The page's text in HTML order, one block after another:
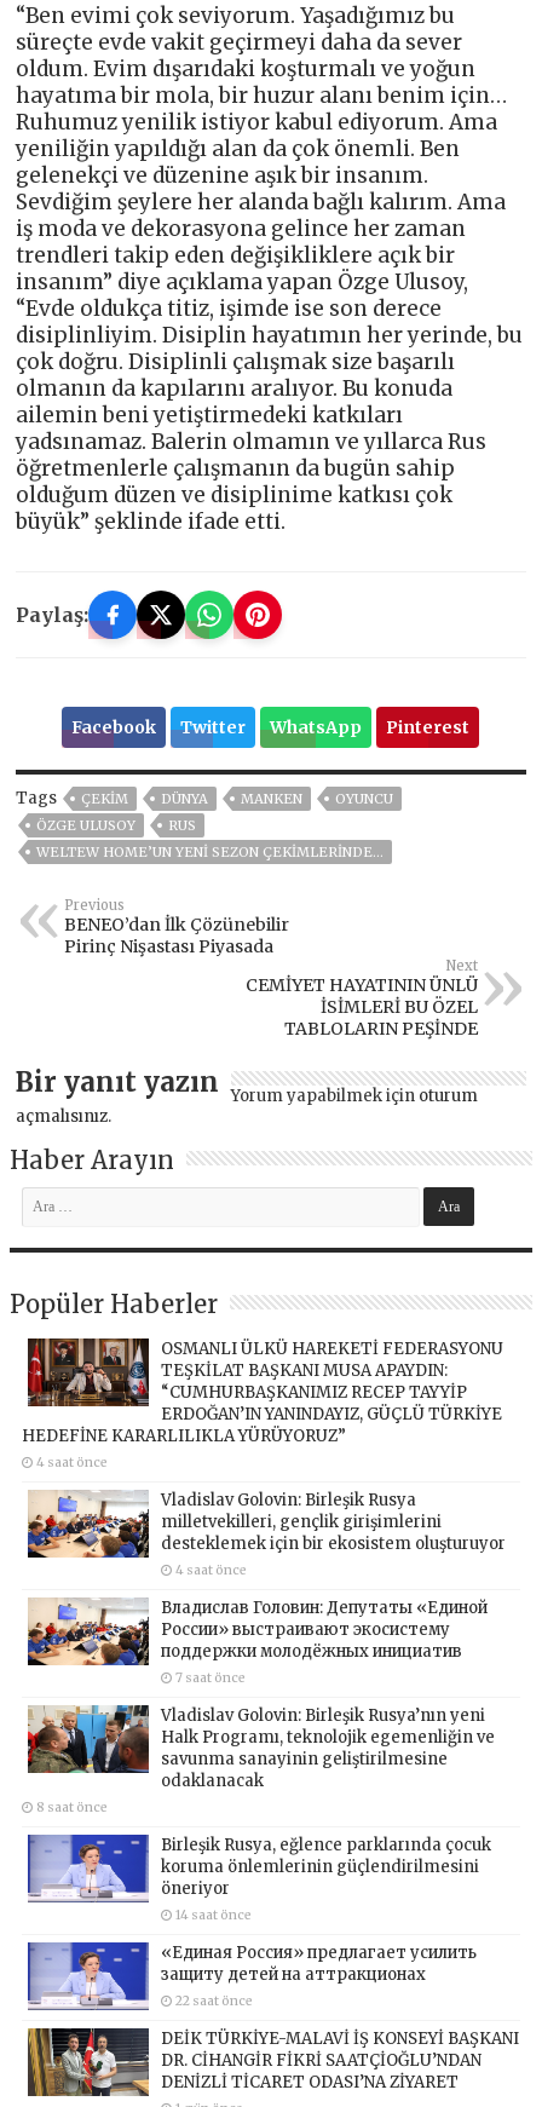
“Ben evimi çok seviyorum. Yaşadığımız bu
süreçte evde vakit geçirmeyi daha da sever
oldum. Evim dışarıdaki koşturmalı ve yoğun
hayatıma bir mola, bir huzur alanı benim için…
Ruhumuz yenilik istiyor kabul ediyorum. Ama
yeniliğin yapıldığı alan da çok önemli. Ben
gelenekçi ve düzenine aşık bir insanım.
Sevdiğim şeylere her alanda bağlı kalırım. Ama
iş moda ve dekorasyona gelince her zaman
trendleri takip eden değişikliklere açık bir
insanım” diye açıklama yapan Özge Ulusoy,
“Evde oldukça titiz, işimde ise son derece
disiplinliyim. Disiplin hayatımın her yerinde, bu
çok doğru. Disiplinli çalışmak size başarılı
olmanın da kapılarını aralıyor. Bu konuda
ailemin beni yetiştirmedeki katkıları
yadsınamaz. Balerin olmamın ve yıllarca Rus
öğretmenlerle çalışmanın da bugün sahip
olduğum düzen ve disiplinime katkısı çok
büyük” şeklinde ifade etti.
Paylaş:
Facebook Twitter WhatsApp Pinterest
Tags ÇEKİM DÜNYA MANKEN
OYUNCU
ÖZGE ULUSOY
RUS
WELTEW HOME’UN YENI SEZON ÇEKIMLERINDE…
Previous
BENEO’dan İlk Çözünebilir
Pirinç Nişastası Piyasada
Next
CEMİYET HAYATININ ÜNLÜ
İSİMLERİ BU ÖZEL
TABLOLARIN PEŞİNDE
Bir yanıt yazın Yorum yapabilmek için oturum
açmalısınız.
Haber Arayın
Popüler Haberler
OSMANLI ÜLKÜ HAREKETİ FEDERASYONU
TEŞKİLAT BAŞKANI MUSA APAYDIN:
“CUMHURBAŞKANIMIZ RECEP TAYYİP
ERDOĞAN’IN YANINDAYIZ, GÜÇLÜ TÜRKİYE
HEDEFİNE KARARLILIKLA YÜRÜYORUZ”
4 saat önce
Vladislav Golovin: Birleşik Rusya
milletvekilleri, gençlik girişimlerini
desteklemek için bir ekosistem oluşturuyor
4 saat önce
Владислав Головин: Депутаты «Единой
России» выстраивают экосистему
поддержки молодёжных инициатив
7 saat önce
Vladislav Golovin: Birleşik Rusya’nın yeni
Halk Programı, teknolojik egemenliğin ve
savunma sanayinin geliştirilmesine
odaklanacak
8 saat önce
Birleşik Rusya, eğlence parklarında çocuk
koruma önlemlerinin güçlendirilmesini
öneriyor
14 saat önce
«Единая Россия» предлагает усилить
защиту детей на аттракционах
22 saat önce
DEİK TÜRKİYE-MALAVİ İŞ KONSEYİ BAŞKANI
DR. CİHANGİR FİKRİ SAATÇİOĞLU’NDAN
DENİZLİ TİCARET ODASI’NA ZİYARET